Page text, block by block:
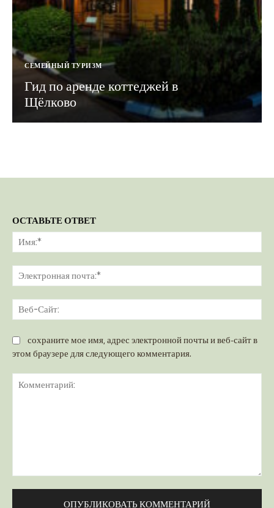
СЕМЕЙНЫЙ ТУРИЗМ
Гид по аренде коттеджей в
Щёлково
ОСТАВЬТЕ ОТВЕТ
сохраните мое имя, адрес электронной почты и веб-сайт в
этом браузере для следующего комментария.